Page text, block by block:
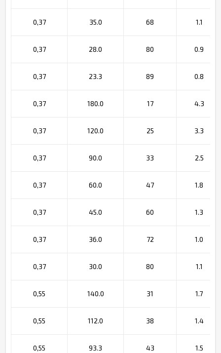
0,37 35.0 68 1.1
0,37 28.0 80 0.9
0,37 23.3 89 0.8
0,37 180.0 17 4.3
0,37 120.0 25 3.3
0,37 90.0 33 2.5
0,37 60.0 47 1.8
0,37 45.0 60 1.3
0,37 36.0 72 1.0
0,37 30.0 80 1.1
0,55 140.0 31 1.7
0,55 112.0 38 1.4
0,55 93.3 43 1.5